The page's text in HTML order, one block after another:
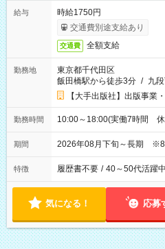
給与
時給1750円
交通費別途支給あり
交通費 全額支給
勤務地
東京都千代田区
飯田橋駅から徒歩3分 / 九
【大手出版社】出版事業
勤務時間 10:00～18:00(実働7時間
期間 2026年08月下旬～長期 ※8
特徴 履歴書不要 / 40～50代活躍中
気になる！ 応募